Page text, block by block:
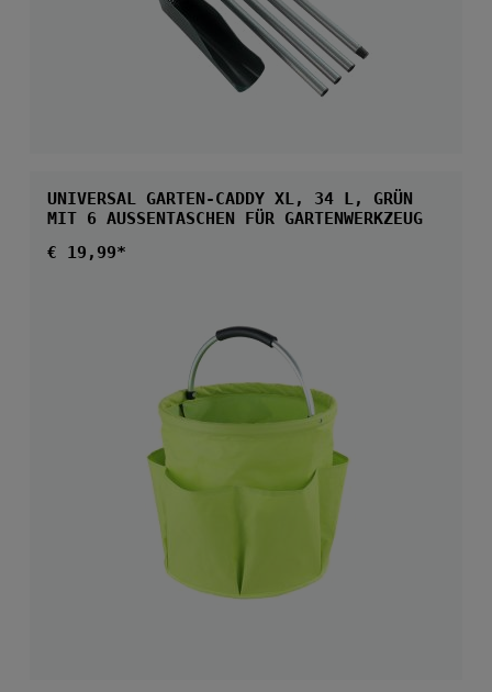
UNIVERSAL GARTEN-CADDY XL, 34 L, GRÜN
MIT 6 AUSSENTASCHEN FÜR GARTENWERKZEUG
Regulärer Preis:
€ 19,99*